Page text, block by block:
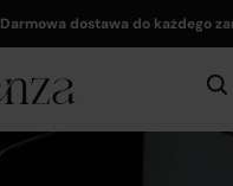
Darmowa dostawa do każdego